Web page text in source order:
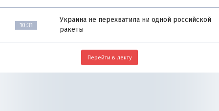
10:31
Украина не перехватила ни одной российской
ракеты
Перейти в ленту